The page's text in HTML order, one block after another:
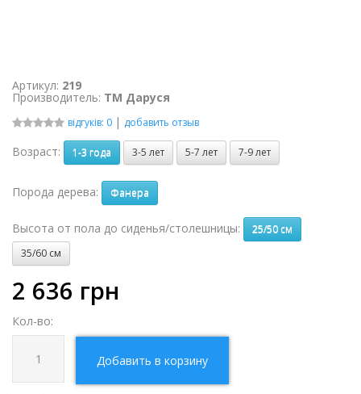
Артикул: 219
Производитель: ТМ Даруся
відгуків: 0 | добавить отзыв
Возраст: 1-3 года 3-5 лет 5-7 лет 7-9 лет
Порода дерева: Фанера
Высота от пола до сиденья/столешницы:
25/50 см
35/60 см
2 636 грн
Кол-во:
Добавить в корзину